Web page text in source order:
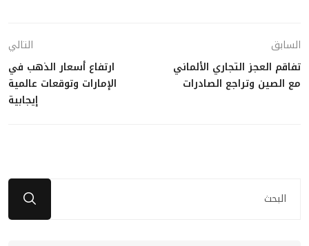
السابق
تفاقم العجز التجاري الألماني
مع الصين وتراجع الصادرات
التالي
ارتفاع أسعار الذهب في
الإمارات وتوقعات عالمية
إيجابية